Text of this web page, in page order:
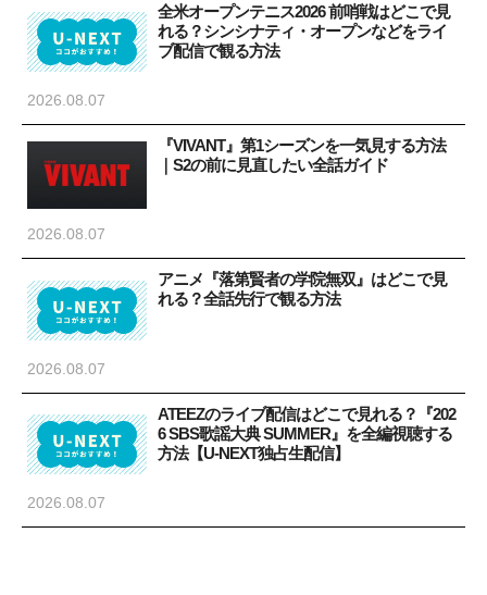
全米オープンテニス2026 前哨戦はどこで見
れる？シンシナティ・オープンなどをライ
ブ配信で観る方法
2026.08.07
『VIVANT』第1シーズンを一気見する方法
｜S2の前に見直したい全話ガイド
2026.08.07
アニメ『落第賢者の学院無双』はどこで見
れる？全話先行で観る方法
2026.08.07
ATEEZのライブ配信はどこで見れる？『202
6 SBS歌謡大典 SUMMER』を全編視聴する
方法【U-NEXT独占生配信】
2026.08.07